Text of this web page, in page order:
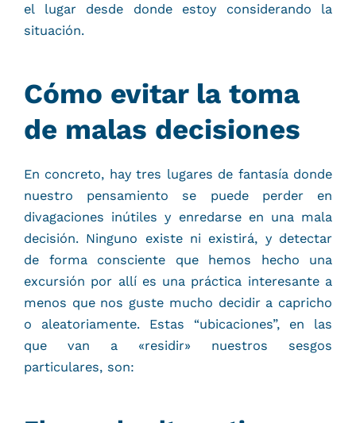
el lugar desde donde estoy considerando la
situación.
Cómo evitar la toma
de malas decisiones
En concreto, hay tres lugares de fantasía donde
nuestro pensamiento se puede perder en
divagaciones inútiles y enredarse en una mala
decisión. Ninguno existe ni existirá, y detectar
de forma consciente que hemos hecho una
excursión por allí es una práctica interesante a
menos que nos guste mucho decidir a capricho
o aleatoriamente. Estas “ubicaciones”, en las
que van a «residir» nuestros sesgos
particulares, son: